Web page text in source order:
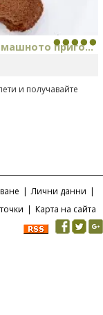
приго...
на изцяло нов
и получавайте
| Лични данни |
| Карта на сайта